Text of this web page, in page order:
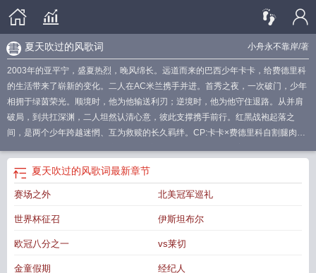
小舟永不靠岸/著
夏天吹过的风歌词
2003年的亚平宁，盛夏热烈，晚风绵长。远道而来的巴西少年卡卡，给费德里科
的生活带来了崭新的变化。二人在AC米兰携手并进。首秀之夜，一次破门，少年
相拥于绿茵荣光。顺境时，他为他输送利刃；逆境时，他为他守住退路。从并肩
破局，到共扛深渊，二人坦然认清心意，彼此支撑携手前行。红黑战袍起落之
间，是两个少年跨越迷惘、互为救赎的长久羁绊。CP:卡卡×费德里科自割腿肉，
务，会魔改部分赛事（提前致歉） 夏天吹过的风歌词
天 夏风歌词风吹过
么样了盛夏吹过的风 夏风吹的感觉的句子
夏天吹过的风歌词最新章节
赛场之外 北美冠军巡礼
世界杯征召 伊斯坦布尔
欧冠八分之一 vs莱切
金童假期 经纪人